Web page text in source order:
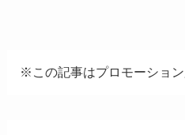
※この記事はプロモーション